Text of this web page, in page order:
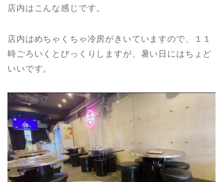
店内はこんな感じです。
店内はめちゃくちゃ冷房がきいていますので、１１
時ごろいくとびっくりしますが、暑い日にはちょど
いいです。